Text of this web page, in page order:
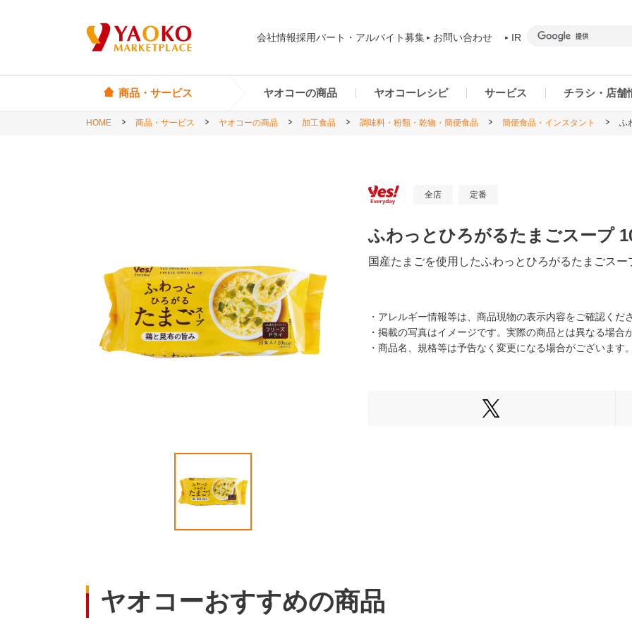
会社情報採用パート・アルバイト募集 お問い合わせ IR
商品・サービス ヤオコーの商品
直輸入ワイン
直輸入食品・菓子
ヤオコーレシピ サービス チラシ・店舗
HOME 商品・サービス ヤオコーの商品 加工食品 調味料・粉類・乾物・簡便食品 簡便食品・インスタント ふ
全店 定番
ふわっとひろがるたまごスープ
国産たまごを使用したふわっとひろがるたまごス
・アレルギー情報等は、商品現物の表示内容をご確認くださ
・掲載の写真はイメージです。実際の商品とは異なる場合
・商品名、規格等は予告なく変更になる場合がございます。
Xでシェアする
ヤオコーおすすめの商品